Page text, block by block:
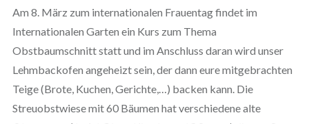
Am 8. März zum internationalen Frauentag findet im
Internationalen Garten ein Kurs zum Thema
Obstbaumschnitt statt und im Anschluss daran wird unser
Lehmbackofen angeheizt sein, der dann eure mitgebrachten
Teige (Brote, Kuchen, Gerichte,…) backen kann. Die
Streuobstwiese mit 60 Bäumen hat verschiedene alte